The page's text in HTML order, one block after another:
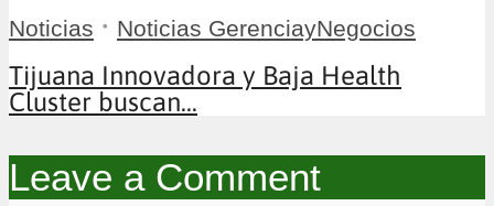
Noticias • Noticias GerenciayNegocios
Tijuana Innovadora y Baja Health
Cluster buscan...
Leave a Comment